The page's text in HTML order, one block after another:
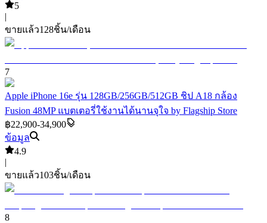
5
|
ขายแล้ว128ชิ้น/เดือน
7
Apple iPhone 16e รุ่น 128GB/256GB/512GB ชิป A18 กล้อง
Fusion 48MP แบตเตอรี่ใช้งานได้นานจุใจ by Flagship Store
฿22,900-34,900
ข้อมูล
4.9
|
ขายแล้ว103ชิ้น/เดือน
8